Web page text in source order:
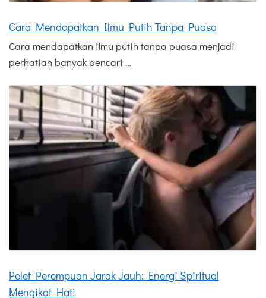
Cara Mendapatkan Ilmu Putih Tanpa Puasa
Cara mendapatkan ilmu putih tanpa puasa menjadi
perhatian banyak pencari …
Pelet Perempuan Jarak Jauh: Energi Spiritual
Mengikat Hati